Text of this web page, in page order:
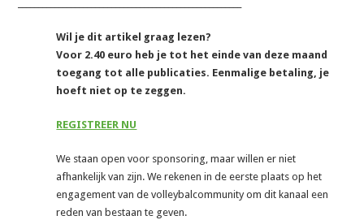
Wil je dit artikel graag lezen?
Voor 2.40 euro heb je tot het einde van deze maand
toegang tot alle publicaties. Eenmalige betaling, je
hoeft niet op te zeggen.
REGISTREER NU
We staan open voor sponsoring, maar willen er niet
afhankelijk van zijn. We rekenen in de eerste plaats op het
engagement van de volleybalcommunity om dit kanaal een
reden van bestaan te geven.